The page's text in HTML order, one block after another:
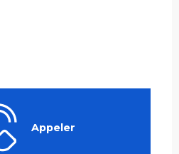
Appeler